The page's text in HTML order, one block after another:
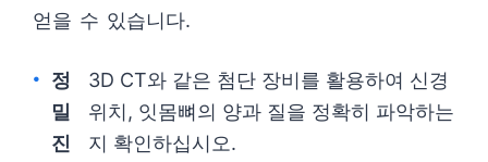
얻을 수 있습니다.
정
밀
진
3D CT와 같은 첨단 장비를 활용하여 신경
위치, 잇몸뼈의 양과 질을 정확히 파악하는
지 확인하십시오.